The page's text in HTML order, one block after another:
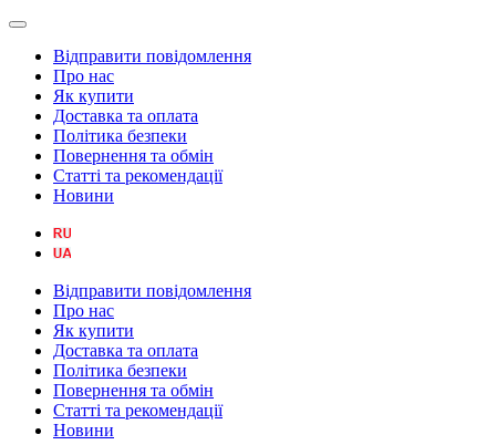
Відправити повідомлення
Про нас
Як купити
Доставка та оплата
Політика безпеки
Повернення та обмін
Статті та рекомендації
Новини
Відправити повідомлення
Про нас
Як купити
Доставка та оплата
Політика безпеки
Повернення та обмін
Статті та рекомендації
Новини